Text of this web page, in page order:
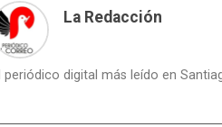
La Redacción
periódico digital más leído en